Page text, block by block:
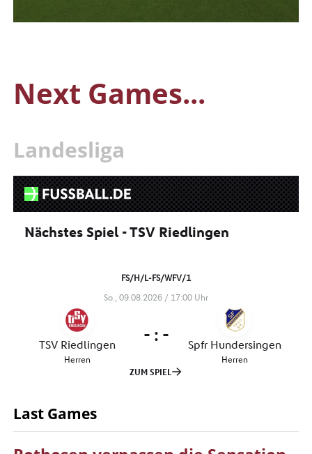
Next Games...
Landesliga
Last Games